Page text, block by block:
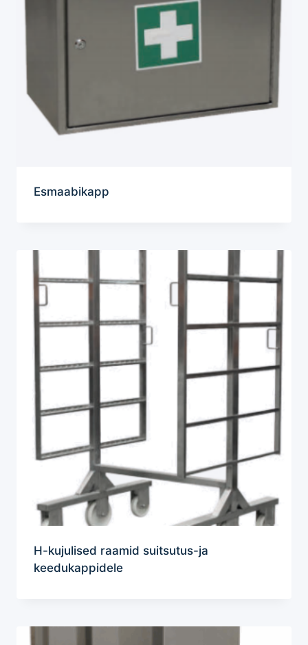
Esmaabikapp
H-kujulised raamid suitsutus-ja
keedukappidele